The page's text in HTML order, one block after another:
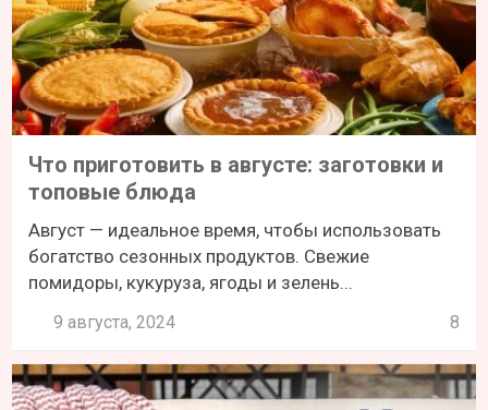
Что приготовить в августе: заготовки и
топовые блюда
Август — идеальное время, чтобы использовать
богатство сезонных продуктов. Свежие
помидоры, кукуруза, ягоды и зелень...
9 августа, 2024 8